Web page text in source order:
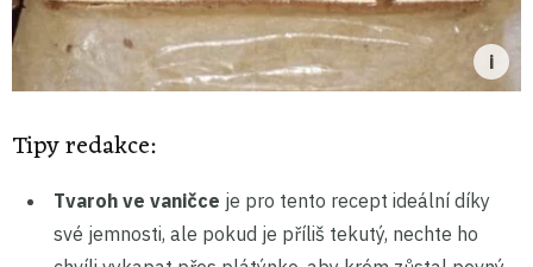
Tipy redakce:
Tvaroh ve vaničce je pro tento recept ideální díky
své jemnosti, ale pokud je příliš tekutý, nechte ho